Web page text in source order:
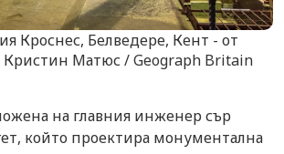
Кроснес, Белведере, Кент - от
Кристин Матюс / Geograph Britain
на главния инженер сър
който проектира монументална